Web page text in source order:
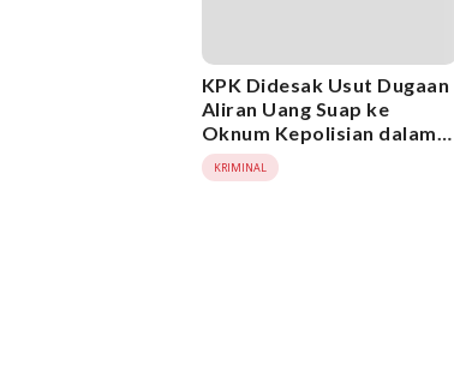
KPK Didesak Usut Dugaan
Aliran Uang Suap ke
Oknum Kepolisian dalam
Kasus Bea Cukai
KRIMINAL